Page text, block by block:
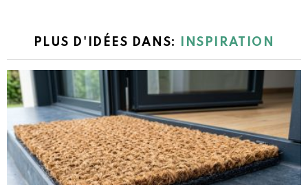
PLUS D'IDÉES DANS: INSPIRATION